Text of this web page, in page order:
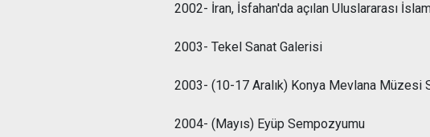
2002- İran, İsfahan'da açılan Uluslararası
2003- Tekel Sanat Galerisi
2003- (10-17 Aralık) Konya Mevlana Müzesi
2004- (Mayıs) Eyüp Sempozyumu